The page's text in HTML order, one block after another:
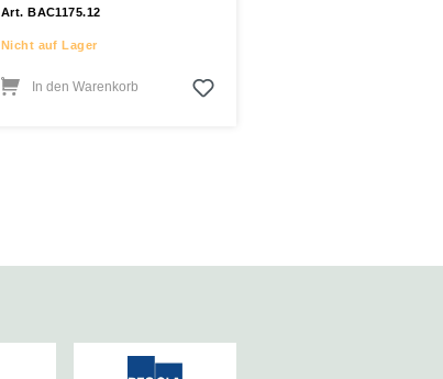
Art. BAC1175.12
Nicht auf Lager
In den Warenkorb